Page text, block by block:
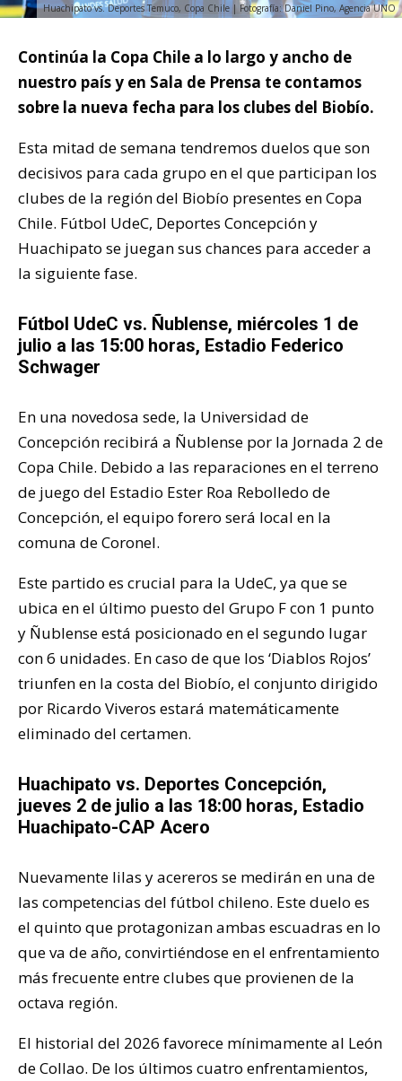
Huachipato vs. Deportes Temuco, Copa Chile | Fotografía: Daniel Pino, Agencia UNO
Continúa la Copa Chile a lo largo y ancho de
nuestro país y en Sala de Prensa te contamos
sobre la nueva fecha para los clubes del Biobío.
Esta mitad de semana tendremos duelos que son
decisivos para cada grupo en el que participan los
clubes de la región del Biobío presentes en Copa
Chile. Fútbol UdeC, Deportes Concepción y
Huachipato se juegan sus chances para acceder a
la siguiente fase.
Fútbol UdeC vs. Ñublense, miércoles 1 de
julio a las 15:00 horas, Estadio Federico
Schwager
En una novedosa sede, la Universidad de
Concepción recibirá a Ñublense por la Jornada 2 de
Copa Chile. Debido a las reparaciones en el terreno
de juego del Estadio Ester Roa Rebolledo de
Concepción, el equipo forero será local en la
comuna de Coronel.
Este partido es crucial para la UdeC, ya que se
ubica en el último puesto del Grupo F con 1 punto
y Ñublense está posicionado en el segundo lugar
con 6 unidades. En caso de que los ‘Diablos Rojos’
triunfen en la costa del Biobío, el conjunto dirigido
por Ricardo Viveros estará matemáticamente
eliminado del certamen.
Huachipato vs. Deportes Concepción,
jueves 2 de julio a las 18:00 horas, Estadio
Huachipato-CAP Acero
Nuevamente lilas y acereros se medirán en una de
las competencias del fútbol chileno. Este duelo es
el quinto que protagonizan ambas escuadras en lo
que va de año, convirtiéndose en el enfrentamiento
más frecuente entre clubes que provienen de la
octava región.
El historial del 2026 favorece mínimamente al León
de Collao. De los últimos cuatro enfrentamientos,